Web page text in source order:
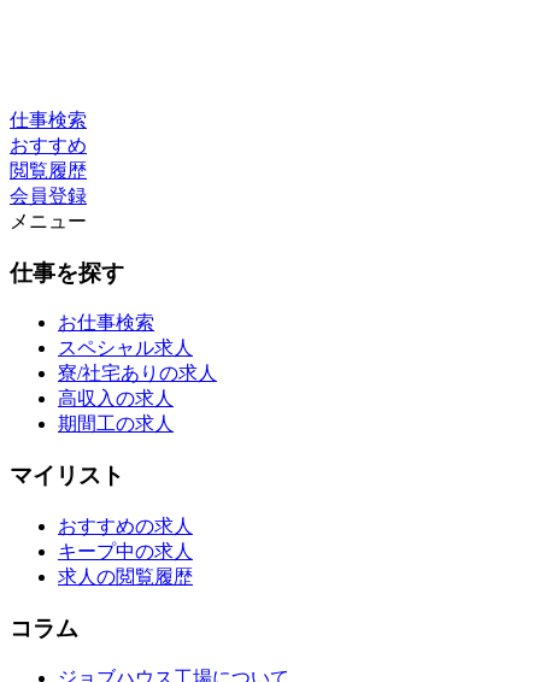
仕事検索
おすすめ
閲覧履歴
会員登録
メニュー
仕事を探す
お仕事検索
スペシャル求人
寮/社宅ありの求人
高収入の求人
期間工の求人
マイリスト
おすすめの求人
キープ中の求人
求人の閲覧履歴
コラム